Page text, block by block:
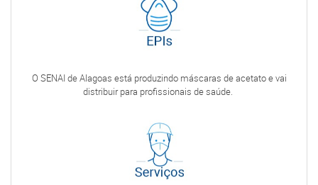
O SENAI de Alagoas está produzindo máscaras de acetato e vai
distribuir para profissionais de saúde.